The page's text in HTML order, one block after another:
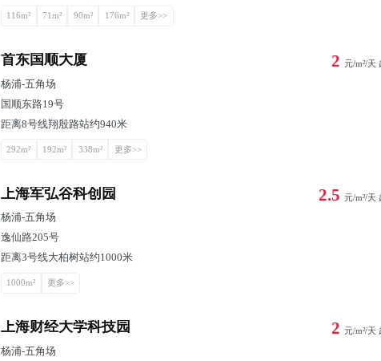
116m² 71m² 90m² 176m² 更多>>
首东国顺大厦 2 元/m²/天
杨浦-五角场
国顺东路19号
距离8号线翔殷路站约940米
292m² 192m² 338m² 更多>>
上海军弘谷科创园 2.5 元/m²/天
杨浦-五角场
逸仙路205号
距离3号线大柏树站约1000米
1000m² 更多>>
上海财经大学科技园 2 元/m²/天
杨浦-五角场